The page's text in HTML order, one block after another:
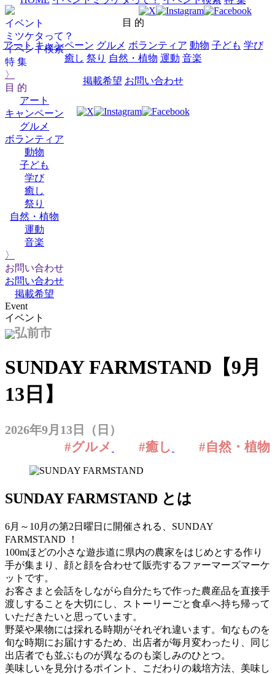
イベント
ミツケタって？
イベント検索
特 集
〉
目 的
アート
キャンペーン
グルメ
ボランティア
動物
子ども
学び
癒し
祭り
自然・植物
運動
音楽
〉
お問い合わせ
お問い合わせ
掲載希望
目 的
アート キャンペーン グルメ ボランティア 動物 子ども 学び
癒し 祭り 自然・植物 運動 音楽
掲載希望 お問い合わせ
Event
イベント
弘前市
SUNDAY FARMSTAND【9月
13日】
2026年9月13日（日）
#グルメ #癒し #自然・植物
SUNDAY FARMSTAND とは
6月～10月の第2日曜日に開催される、SUNDAY
FARMSTAND ！
100mほどの小さな遊歩道に県内の農家をはじめとする作り
手が集まり、顔と顔を合わせて販売するファーマーズマーケ
ットです。
お客さまと会話をしながら自分たちで作った農産品を直接手
渡しすることを大切にし、ストーリーごと食卓へ持ち帰って
いただきたいと思っています。
野菜や果物には採れる時期がそれぞれ違います。旬なものを
旬な時期にお届けするため、出店者が毎月変わったり、同じ
出店者でも並ぶものが異なるのも楽しみのひとつ。
美味しいを見分けるポイント、こだわりの栽培方法、美味し